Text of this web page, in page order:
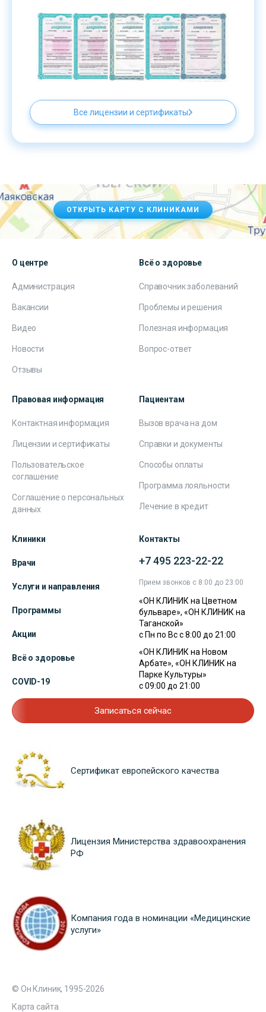
Все лицензии и сертификаты
ОТКРЫТЬ КАРТУ С КЛИНИКАМИ
О центре
Администрация
Вакансии
Видео
Новости
Отзывы
Всё о здоровье
Справочник заболеваний
Проблемы и решения
Полезная информация
Вопрос-ответ
Правовая информация
Контактная информация
Лицензии и сертификаты
Пользовательское
соглашение
Соглашение о персональных
данных
Пациентам
Вызов врача на дом
Справки и документы
Способы оплаты
Программа лояльности
Лечение в кредит
Клиники
Врачи
Услуги и направления
Программы
Акции
Всё о здоровье
COVID-19
Контакты
+7 495 223-22-22
Прием звонков с 8:00 до 23:00
«ОН КЛИНИК на Цветном
бульваре», «ОН КЛИНИК на
Таганской»
с Пн по Вс с 8:00 до 21:00
«ОН КЛИНИК на Новом
Арбате», «ОН КЛИНИК на
Парке Культуры»
с 09:00 до 21:00
Записаться сейчас
Сертификат европейского качества
Лицензия Министерства здравоохранения
РФ
Компания года в номинации «Медицинские
услуги»
© Он Клиник, 1995-2026
Карта сайта